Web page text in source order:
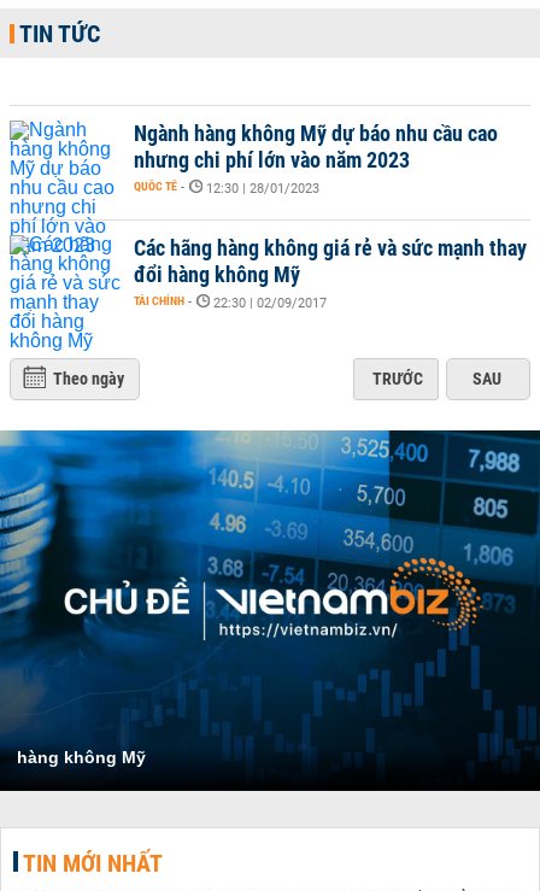
TIN TỨC
Ngành hàng không Mỹ dự báo nhu cầu cao
nhưng chi phí lớn vào năm 2023
QUỐC TẾ - 12:30 | 28/01/2023
Các hãng hàng không giá rẻ và sức mạnh thay
đổi hàng không Mỹ
TÀI CHÍNH - 22:30 | 02/09/2017
Theo ngày TRƯỚC SAU
hàng không Mỹ
TIN MỚI NHẤT